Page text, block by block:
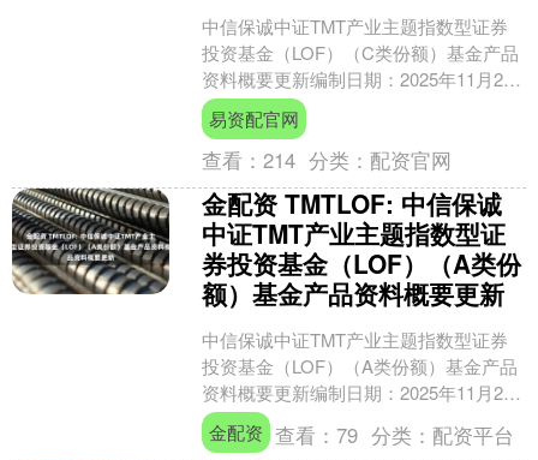
中信保诚中证TMT产业主题指数型证券
投资基金（LOF）（C类份额）基金产品
资料概要更新编制日期：2025年11月27
日送出日期：2025年11月28日本概要提
供....
易资配官网
查看：214 分类： 配资官网
金配资 TMTLOF: 中信保诚
中证TMT产业主题指数型证
券投资基金（LOF）（A类份
额）基金产品资料概要更新
中信保诚中证TMT产业主题指数型证券
投资基金（LOF）（A类份额）基金产品
资料概要更新编制日期：2025年11月27
日送出日期：2025年11月28日本概要提
供....
金配资 查看：79 分类： 配资平台